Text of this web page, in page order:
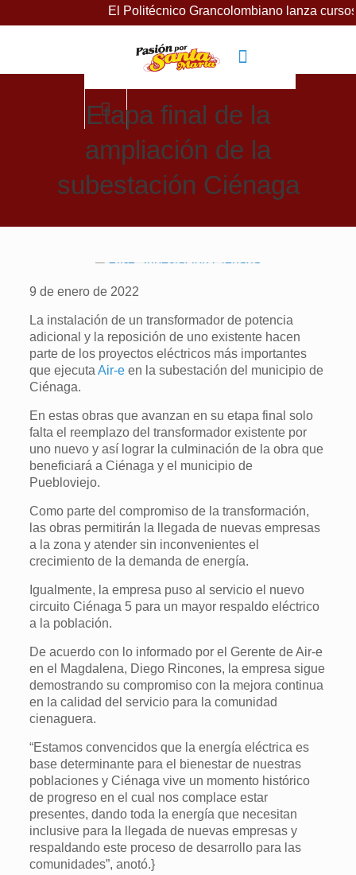
El Politécnico Grancolombiano lanza cursos
Etapa final de la
ampliación de la
subestación Ciénaga
9 de enero de 2022
La instalación de un transformador de potencia
adicional y la reposición de uno existente hacen
parte de los proyectos eléctricos más importantes
que ejecutaAir-e en la subestación del municipio de
Ciénaga.
En estas obras que avanzan en su etapa final solo
falta el reemplazo del transformador existente por
uno nuevo y así lograr la culminación de la obra que
beneficiará a Ciénaga y el municipio de
Puebloviejo.
Como parte del compromiso de la transformación,
las obras permitirán la llegada de nuevas empresas
a la zona y atender sin inconvenientes el
crecimiento de la demanda de energía.
Igualmente, la empresa puso al servicio el nuevo
circuito Ciénaga 5 para un mayor respaldo eléctrico
a la población.
De acuerdo con lo informado por el Gerente de Air-e
en el Magdalena, Diego Rincones, la empresa sigue
demostrando su compromiso con la mejora continua
en la calidad del servicio para la comunidad
cienaguera.
“Estamos convencidos que la energía eléctrica es
base determinante para el bienestar de nuestras
poblaciones y Ciénaga vive un momento histórico
de progreso en el cual nos complace estar
presentes, dando toda la energía que necesitan
inclusive para la llegada de nuevas empresas y
respaldando este proceso de desarrollo para las
comunidades”, anotó.}